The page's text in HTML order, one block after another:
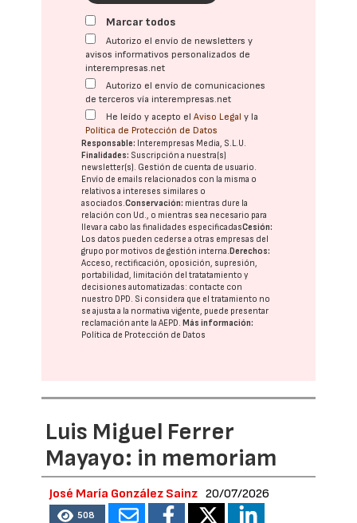
Marcar todos
Autorizo el envío de newsletters y
avisos informativos personalizados de
interempresas.net
Autorizo el envío de comunicaciones
de terceros vía interempresas.net
He leído y acepto elAviso Legal y la
Política de Protección de Datos
Responsable: Interempresas Media, S.L.U.
Finalidades: Suscripción a nuestra(s)
newsletter(s). Gestión de cuenta de usuario.
Envío de emails relacionados con la misma o
relativos a intereses similares o
asociados.Conservación: mientras dure la
relación con Ud., o mientras sea necesario para
llevar a cabo las finalidades especificadasCesión:
Los datos pueden cederse a otras empresas del
grupo por motivos de gestión interna. Derechos:
Acceso, rectificación, oposición, supresión,
portabilidad, limitación del tratatamiento y
decisiones automatizadas: contacte con
nuestro DPD. Si considera que el tratamiento no
se ajusta a la normativa vigente, puede presentar
reclamación ante laAEPD. Más información:
Política de Protección de Datos
Luis Miguel Ferrer
Mayayo: in memoriam
José María González Sainz 20/07/2026
508